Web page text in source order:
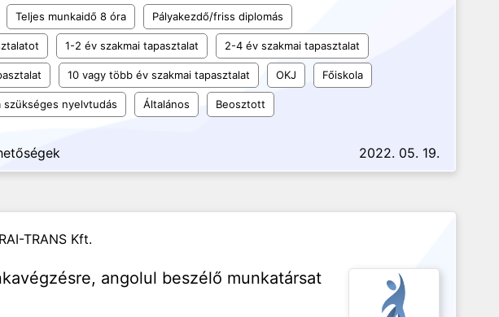
Teljes munkaidő 8 óra Pályakezdő/friss diplomás
1-2 év szakmai tapasztalat 2-4 év szakmai tapasztalat
10 vagy több év szakmai tapasztalat OKJ Főiskola
szükséges nyelvtudás Általános Beosztott
2022. 05. 19.
TRANS Kft.
angolul beszélő munkatársat